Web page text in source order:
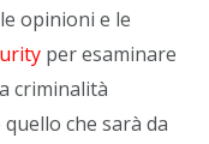
opinioni e le
per esaminare
criminalità
che sarà da